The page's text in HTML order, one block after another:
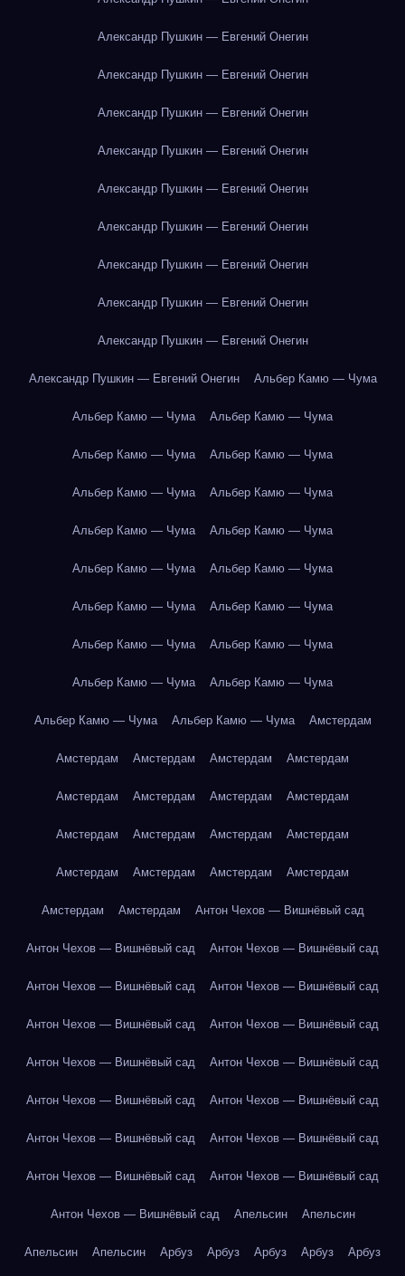
Александр Пушкин — Евгений Онегин
Александр Пушкин — Евгений Онегин
Александр Пушкин — Евгений Онегин
Александр Пушкин — Евгений Онегин
Александр Пушкин — Евгений Онегин
Александр Пушкин — Евгений Онегин
Александр Пушкин — Евгений Онегин
Александр Пушкин — Евгений Онегин
Александр Пушкин — Евгений Онегин
Александр Пушкин — Евгений Онегин Альбер Камю — Чума
Альбер Камю — Чума Альбер Камю — Чума
Альбер Камю — Чума Альбер Камю — Чума
Альбер Камю — Чума Альбер Камю — Чума
Альбер Камю — Чума Альбер Камю — Чума
Альбер Камю — Чума Альбер Камю — Чума
Альбер Камю — Чума Альбер Камю — Чума
Альбер Камю — Чума Альбер Камю — Чума
Альбер Камю — Чума Альбер Камю — Чума
Альбер Камю — Чума Альбер Камю — Чума Амстердам
Амстердам Амстердам Амстердам Амстердам
Амстердам Амстердам Амстердам Амстердам
Амстердам Амстердам Амстердам Амстердам
Амстердам Амстердам Амстердам Амстердам
Амстердам Амстердам Антон Чехов — Вишнёвый сад
Антон Чехов — Вишнёвый сад Антон Чехов — Вишнёвый сад
Антон Чехов — Вишнёвый сад Антон Чехов — Вишнёвый сад
Антон Чехов — Вишнёвый сад Антон Чехов — Вишнёвый сад
Антон Чехов — Вишнёвый сад Антон Чехов — Вишнёвый сад
Антон Чехов — Вишнёвый сад Антон Чехов — Вишнёвый сад
Антон Чехов — Вишнёвый сад Антон Чехов — Вишнёвый сад
Антон Чехов — Вишнёвый сад Антон Чехов — Вишнёвый сад
Антон Чехов — Вишнёвый сад Апельсин Апельсин
Апельсин Апельсин Арбуз Арбуз Арбуз Арбуз Арбуз